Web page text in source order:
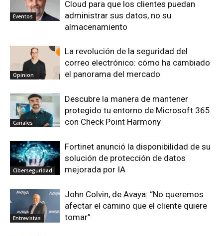
Eventos
Cloud para que los clientes puedan
administrar sus datos, no su
almacenamiento
Opinion
La revolución de la seguridad del
correo electrónico: cómo ha cambiado
el panorama del mercado
Canales
Descubre la manera de mantener
protegido tu entorno de Microsoft 365
con Check Point Harmony
Ciberseguridad
Fortinet anunció la disponibilidad de su
solución de protección de datos
mejorada por IA
Entrevistas
John Colvin, de Avaya: “No queremos
afectar el camino que el cliente quiere
tomar”